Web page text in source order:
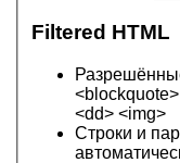
Filtered HTML
<dd> <img>
Строки и